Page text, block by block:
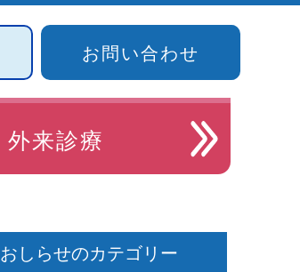
お問い合わせ
外来診療
おしらせのカテゴリー